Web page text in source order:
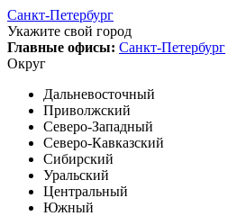
Санкт-Петербург
Укажите свой город
Главные офисы: Санкт-Петербург
Округ
Дальневосточный
Приволжский
Северо-Западный
Северо-Кавказский
Сибирский
Уральский
Центральный
Южный